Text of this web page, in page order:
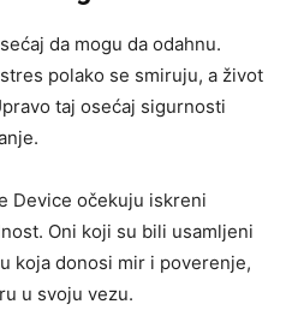
da mogu da odahnu.
polako se smiruju, a život
taj osećaj sigurnosti
Device očekuju iskreni
Oni koji su bili usamljeni
koja donosi mir i poverenje,
u svoju vezu.